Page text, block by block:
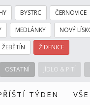
BYSTRC ČERNOVICE
MEDLÁNKY NOVÝ
ŽEBĚTÍN ŽIDENICE
OSTATNÍ JÍDLO & PITÍ
TÝDEN VŠE